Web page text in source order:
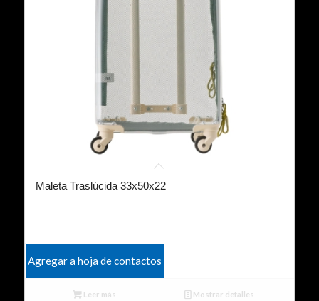
Maleta Traslúcida 33x50x22
Agregar a hoja de contactos
Leer más Mostrar detalles